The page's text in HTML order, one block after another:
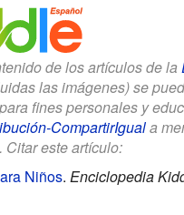
de los artículos de la
las imágenes) se
fines personales y
CompartirIguala
Citar este artículo:
Niños. Enciclopedia